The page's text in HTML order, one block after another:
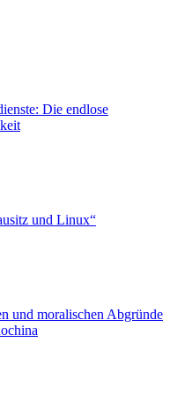
Die endlose
und Linux“
und moralischen Abgründe